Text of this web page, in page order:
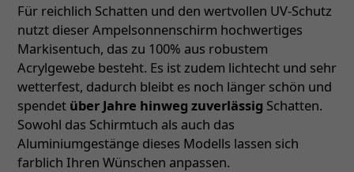
Für reichlich Schatten und den wertvollen UV-Schutz
nutzt dieser Ampelsonnenschirm hochwertiges
Markisentuch, das zu 100% aus robustem
Acrylgewebe besteht. Es ist zudem lichtecht und sehr
wetterfest, dadurch bleibt es noch länger schön und
spendet über Jahre hinweg zuverlässig Schatten.
Sowohl das Schirmtuch als auch das
Aluminiumgestänge dieses Modells lassen sich
farblich Ihren Wünschen anpassen.